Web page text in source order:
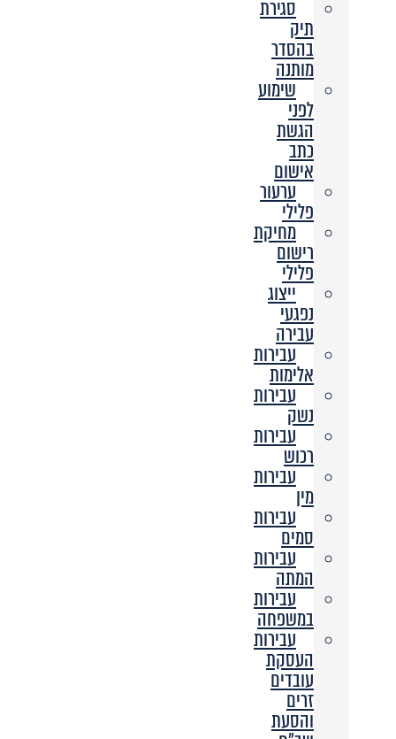
סגירת
תיק
בהסדר
מותנה
שימוע
לפני
הגשת
כתב
אישום
ערעור
פלילי
מחיקת
רישום
פלילי
ייצוג
נפגעי
עבירה
עבירות
אלימות
עבירות
נשק
עבירות
רכוש
עבירות
מין
עבירות
סמים
עבירות
המתה
עבירות
במשפחה
עבירות
העסקת
עובדים
זרים
והסעת